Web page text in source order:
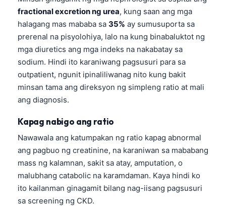
fractional excretion ng urea, kung saan ang mga
halagang mas mababa sa 35% ay sumusuporta sa
prerenal na pisyolohiya, lalo na kung binabaluktot ng
mga diuretics ang mga indeks na nakabatay sa
sodium. Hindi ito karaniwang pagsusuri para sa
outpatient, ngunit ipinaliliwanag nito kung bakit
minsan tama ang direksyon ng simpleng ratio at mali
ang diagnosis.
Kapag nabigo ang ratio
Nawawala ang katumpakan ng ratio kapag abnormal
ang pagbuo ng creatinine, na karaniwan sa mababang
mass ng kalamnan, sakit sa atay, amputation, o
malubhang catabolic na karamdaman. Kaya hindi ko
ito kailanman ginagamit bilang nag-iisang pagsusuri
sa screening ng CKD.
فارسی
Български
Dansk
Nederlands
हिन्दी
Bahasa Indonesia
Հայերեն
Íslenska
Српски језик
Svenska
Bosanski
Azərbaycan dili